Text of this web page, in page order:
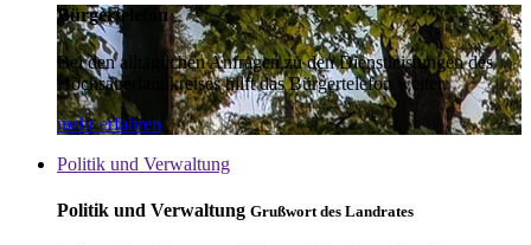
Bürgertelefon
Bei den alltäglichen Anfragen zu den Dienstleistungen des
Hochsauerlandkreises hilft das Bürgertelefon weiter.
mehr erfahren
Politik und Verwaltung
Politik und Verwaltung Grußwort des Landrates